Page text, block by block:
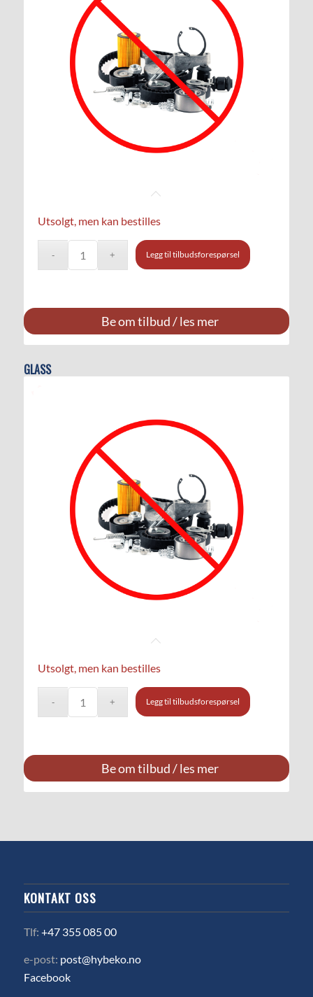
Utsolgt, men kan bestilles
Legg til tilbudsforespørsel
Be om tilbud / les mer
GLASS
Utsolgt, men kan bestilles
Legg til tilbudsforespørsel
Be om tilbud / les mer
KONTAKT OSS
Tlf: +47 355 085 00
e-post: post@hybeko.no
Facebook